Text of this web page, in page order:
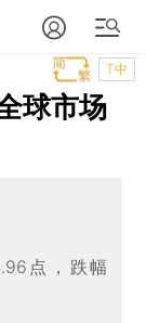
T中
球市场
点，跌幅